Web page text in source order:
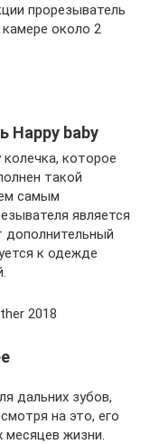
прорезыватель
около 2
Happy baby
которое
такой
самым
является
дополнительный
к одежде
2018
дальних зубов,
на это, его
жизни.